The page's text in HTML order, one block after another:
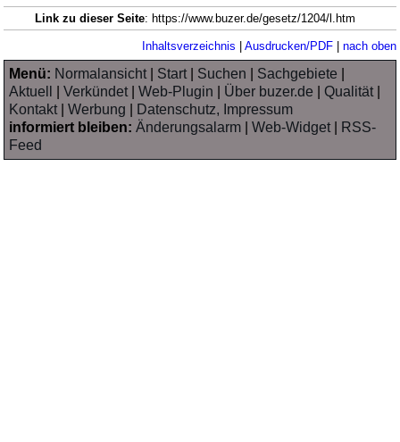
Link zu dieser Seite: https://www.buzer.de/gesetz/1204/l.htm
Inhaltsverzeichnis | Ausdrucken/PDF| nach oben
Menü: Normalansicht| Start| Suchen Sachgebiete
Aktuell
|Verkündet|Web-Plugin Über buzer.de |Qualität|
Kontakt|Werbung
Datenschutz, Impressum
informiert bleiben: Änderungsalarm |Web-Widget|
RSS-
Feed